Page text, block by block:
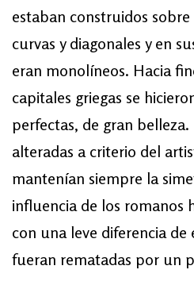
estaban construidos sobre
curvas y diagonales y en
eran monolíneos. Hacia
capitales griegas se
perfectas, de gran belleza.
alteradas a criterio del
mantenían siempre la
influencia de los romanos
con una leve diferencia de
fueran rematadas por un